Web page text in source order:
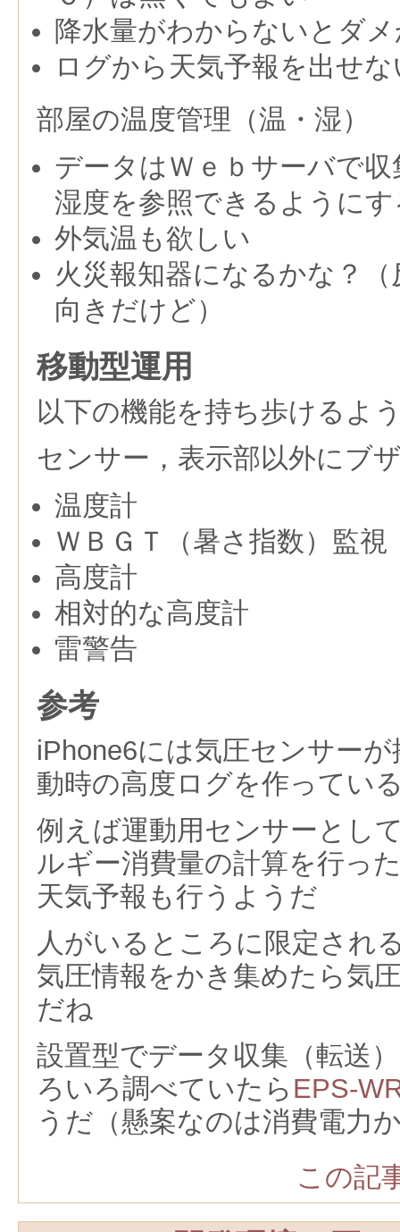
降水量がわからないとダ
ログから天気予報を出せ
部屋の温度管理（温・湿）
データはＷｅｂサーバで
湿度を参照できるように
外気温も欲しい
火災報知器になるかな？
向きだけど）
移動型運用
以下の機能を持ち歩けるよ
センサー，表示部以外にブ
温度計
ＷＢＧＴ（暑さ指数）監視
高度計
相対的な高度計
雷警告
参考
iPhone6には気圧センサー
動時の高度ログを作ってい
例えば運動用センサーとし
ルギー消費量の計算を行っ
天気予報も行うようだ
人がいるところに限定され
気圧情報をかき集めたら気
だね
設置型でデータ収集（転送
ろいろ調べていたら EPS-
うだ（懸案なのは消費電力
この記